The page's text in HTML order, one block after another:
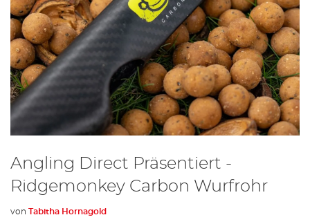
Angling Direct Präsentiert -
Ridgemonkey Carbon Wurfrohr
von Tabitha Hornagold